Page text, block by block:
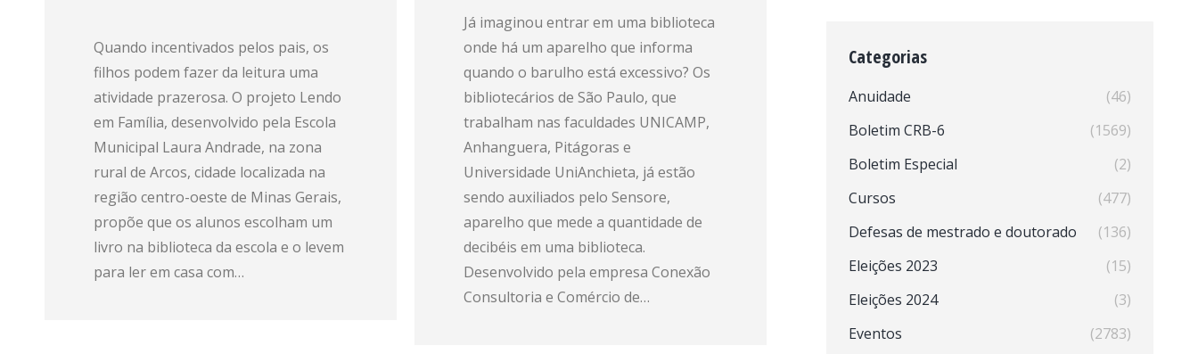
Já imaginou entrar em uma biblioteca
onde há um aparelho que informa
quando o barulho está excessivo? Os
bibliotecários de São Paulo, que
trabalham nas faculdades UNICAMP,
Anhanguera, Pitágoras e
Universidade UniAnchieta, já estão
sendo auxiliados pelo Sensore,
aparelho que mede a quantidade de
decibéis em uma biblioteca.
Desenvolvido pela empresa Conexão
Consultoria e Comércio de…
Quando incentivados pelos pais, os
filhos podem fazer da leitura uma
atividade prazerosa. O projeto Lendo
em Família, desenvolvido pela Escola
Municipal Laura Andrade, na zona
rural de Arcos, cidade localizada na
região centro-oeste de Minas Gerais,
propõe que os alunos escolham um
livro na biblioteca da escola e o levem
para ler em casa com…
Categorias
Anuidade
(46)
Boletim CRB-6
(1569)
Boletim Especial
(2)
Cursos
(477)
Defesas de mestrado e doutorado
(136)
Eleições 2023
(15)
Eleições 2024
(3)
Eventos
(2783)